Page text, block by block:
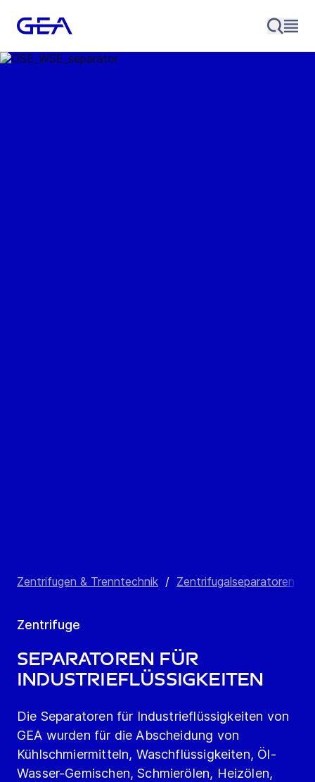
Zentrifugen & Trenntechnik / Zentrifugalseparatoren
Zentrifuge
Separatoren für
Industrieflüssigkeiten
Die Separatoren für Industrieflüssigkeiten von
GEA wurden für die Abscheidung von
Kühlschmiermitteln, Waschflüssigkeiten, Öl-
Wasser-Gemischen, Schmierölen, Heizölen,